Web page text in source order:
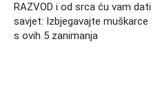
RAZVOD i od srca ću vam dati
savjet: Izbjegavajte muškarce
s ovih 5 zanimanja